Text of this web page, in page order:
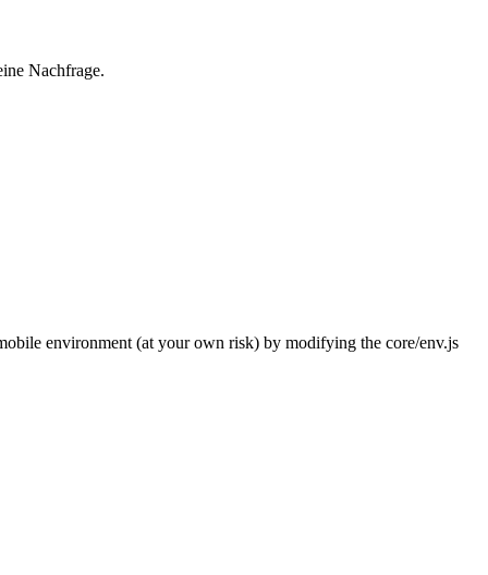
Nachfrage.
environment (at your own risk) by modifying the core/env.js